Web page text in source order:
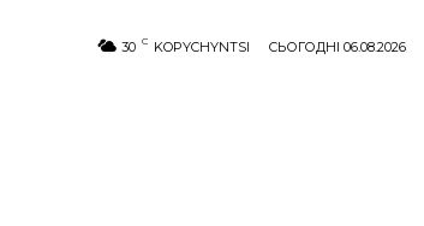
30 C KOPYCHYNTSI СЬОГОДНІ 06.08.2026